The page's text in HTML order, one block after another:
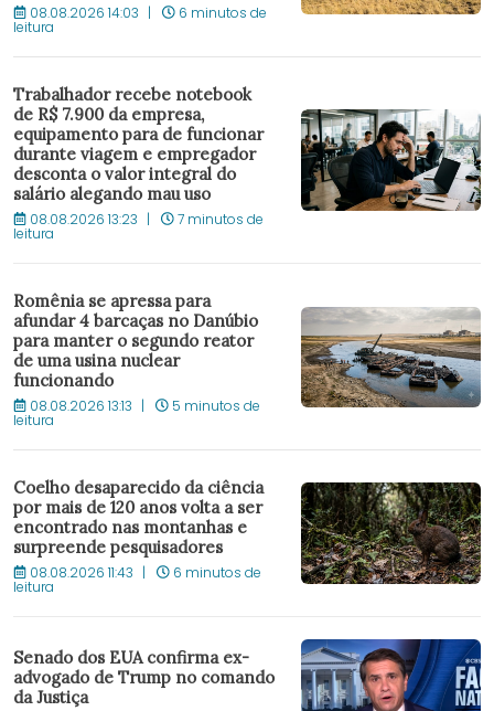
08.08.2026 14:03 6 minutos de
leitura
Trabalhador recebe notebook
de R$ 7.900 da empresa,
equipamento para de funcionar
durante viagem e empregador
desconta o valor integral do
salário alegando mau uso
08.08.2026 13:23 7 minutos de
leitura
Romênia se apressa para
afundar 4 barcaças no Danúbio
para manter o segundo reator
de uma usina nuclear
funcionando
08.08.2026 13:13 5 minutos de
leitura
Coelho desaparecido da ciência
por mais de 120 anos volta a ser
encontrado nas montanhas e
surpreende pesquisadores
08.08.2026 11:43 6 minutos de
leitura
Senado dos EUA confirma ex-
advogado de Trump no comando
da Justiça